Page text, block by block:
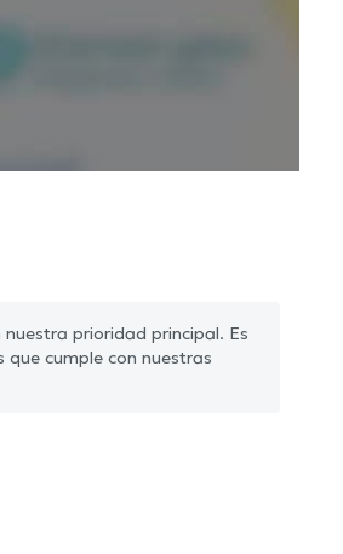
prioridad principal. Es
cumple con nuestras